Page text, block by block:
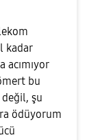
kadar
bu
şu
ödüyorum